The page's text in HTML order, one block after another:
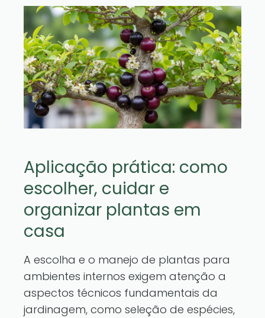
Aplicação prática: como
escolher, cuidar e
organizar plantas em
casa
A escolha e o manejo de plantas para
ambientes internos exigem atenção a
aspectos técnicos fundamentais da
jardinagem, como seleção de espécies,